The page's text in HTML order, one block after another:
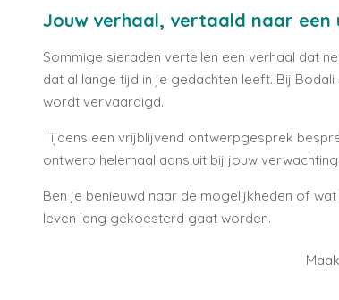
Jouw verhaal, vertaald naar een
Sommige sieraden vertellen een verhaal dat
dat al lange tijd in je gedachten leeft. Bij
wordt vervaardigd.
Tijdens een vrijblijvend ontwerpgesprek
ontwerp helemaal aansluit bij jouw
Ben je benieuwd naar de mogelijkheden of
leven lang gekoesterd gaat worden.